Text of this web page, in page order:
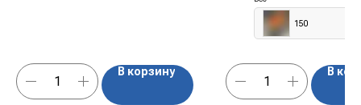
В корзину
150
В